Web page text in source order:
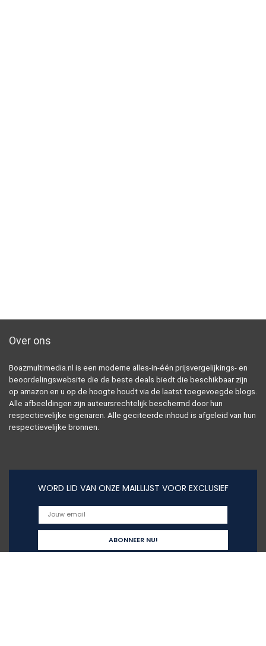
Over ons
Boazmultimedia.nl is een moderne alles-in-één prijsvergelijkings- en
beoordelingswebsite die de beste deals biedt die beschikbaar zijn
op amazon en u op de hoogte houdt via de laatst toegevoegde blogs.
Alle afbeeldingen zijn auteursrechtelijk beschermd door hun
respectievelijke eigenaren. Alle geciteerde inhoud is afgeleid van hun
respectievelijke bronnen.
WORD LID VAN ONZE MAILLIJST VOOR EXCLUSIEF